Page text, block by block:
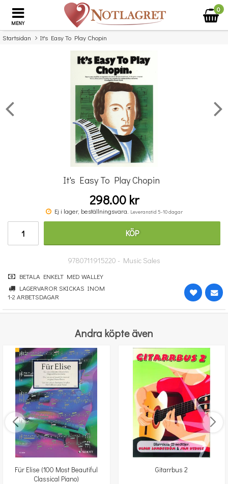
MENY
0
Startsidan It's Easy To Play Chopin
Missa inte detta...
Kärlekssånger
It's Easy To Play Chopin
298.00 kr
Ej i lager, beställningsvara. Leveranstid 5-10 dagar
KÖP
9780711915220 - Music Sales
BETALA ENKELT MED WALLEY
LAGERVAROR SKICKAS INOM
1-2 ARBETSDAGAR
Andra köpte även
Für Elise (100 Most Beautiful
Classical Piano)
Gitarrbus 2